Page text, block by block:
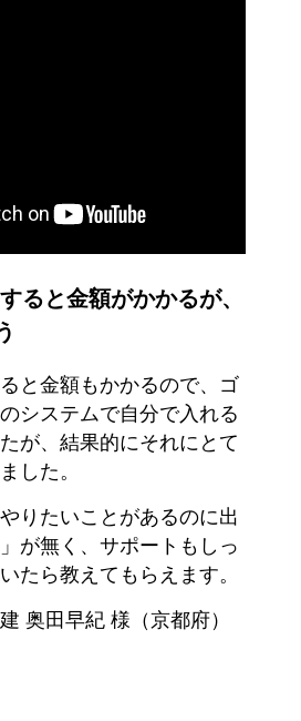
ると金額がかかるが、
と金額もかかるので、ゴ
システムで自分で入れる
が、結果的にそれにとて
した。
りたいことがあるのに出
が無く、サポートもしっ
たら教えてもらえます。
奥田早紀 様（京都府）